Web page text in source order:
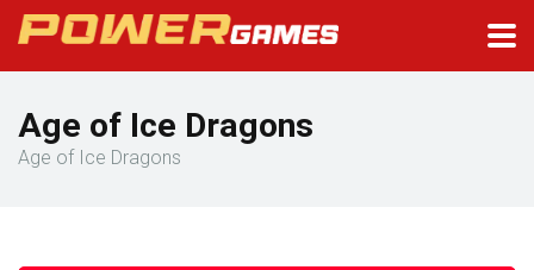
Age of Ice Dragons
Age of Ice Dragons